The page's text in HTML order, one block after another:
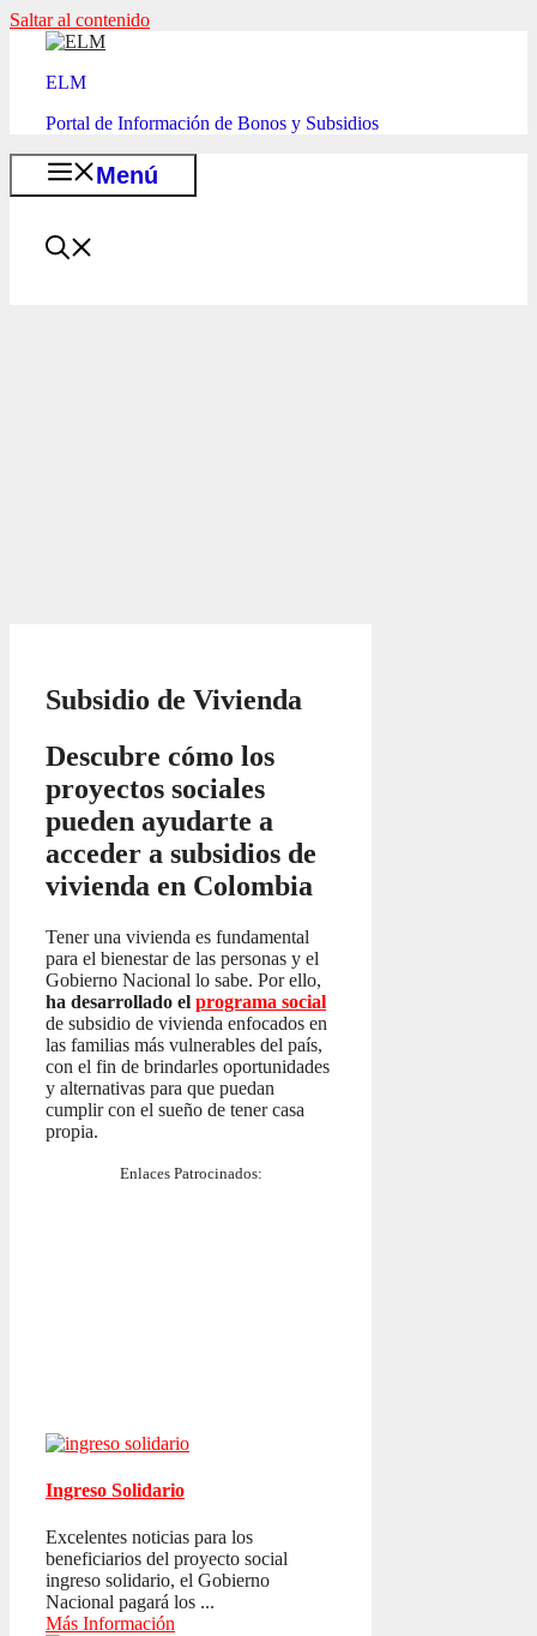
Saltar al contenido
ELM
Portal de Información de Bonos y Subsidios
Menú
Subsidio de Vivienda
Descubre cómo los
proyectos sociales
pueden ayudarte a
acceder a subsidios de
vivienda en Colombia
Tener una vivienda es fundamental
para el bienestar de las personas y el
Gobierno Nacional lo sabe. Por ello,
ha desarrollado el programa social
de subsidio de vivienda enfocados en
las familias más vulnerables del país,
con el fin de brindarles oportunidades
y alternativas para que puedan
cumplir con el sueño de tener casa
propia.
Enlaces Patrocinados:
Ingreso Solidario
Excelentes noticias para los
beneficiarios del proyecto social
ingreso solidario, el Gobierno
Nacional pagará los ...
Más Información